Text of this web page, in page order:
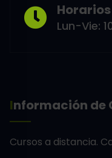
Lun-Vie:
Información
Cursos a distancia.